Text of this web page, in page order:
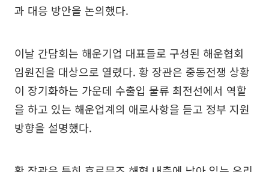
과 대응 방안을 논의했다.
이날 간담회는 해운기업 대표들로 구성된 해운협회
임원진을 대상으로 열렸다. 황 장관은 중동전쟁 상황
이 장기화하는 가운데 수출입 물류 최전선에서 역할
을 하고 있는 해운업계의 애로사항을 듣고 정부 지원
방향을 설명했다.